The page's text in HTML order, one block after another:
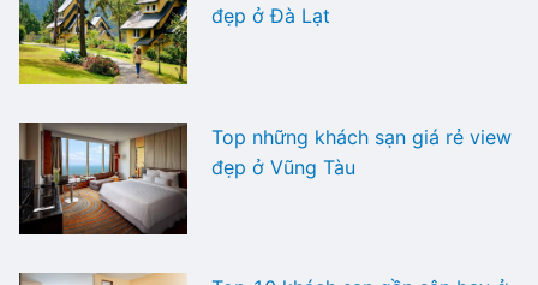
đẹp ở Đà Lạt
Top những khách sạn giá rẻ view
đẹp ở Vũng Tàu